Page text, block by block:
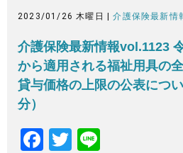
2023/01/26 木曜日 |介護保険最新情
介護保険最新情報vol.1123
から適用される福祉用具の
貸与価格の上限の公表につ
分）
F
T